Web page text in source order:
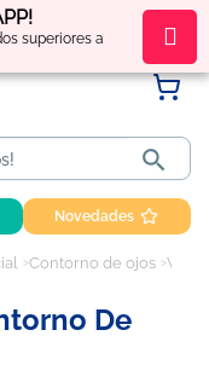
superiores a
tus compras

Novedades
Contorno de ojos
De